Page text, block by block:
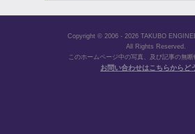
Copyright © 2006 - 2026 TAKUBO
All Rights Reserved.
このホームページ中の写真、及び記事の無断
お問い合わせはこちらからど